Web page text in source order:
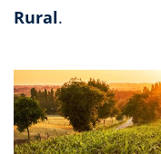
Rural.